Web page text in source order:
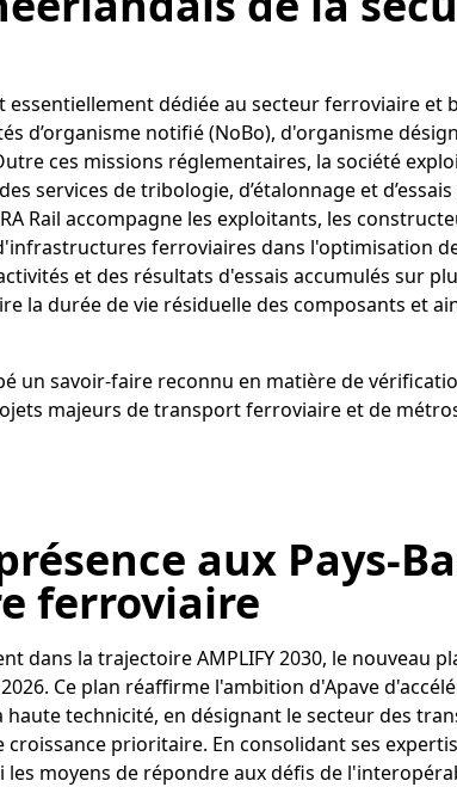
essentiellement dédiée au secteur ferroviaire et
d’organisme notifié (NoBo), d'organisme
ces missions réglementaires, la société
services de tribologie, d’étalonnage et
Rail accompagne les exploitants, les
ferroviaires dans l'optimisation
et des résultats d'essais accumulés sur
la durée de vie résiduelle des composants et
un savoir-faire reconnu en matière de
majeurs de transport ferroviaire et de
aux Pays-
ferroviaire
dans la trajectoire AMPLIFY 2030, le nouveau
Ce plan réaffirme l'ambition d'Apave
technicité, en désignant le secteur des
prioritaire. En consolidant ses
les moyens de répondre aux défis de